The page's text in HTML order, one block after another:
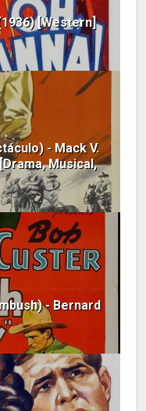
[Western]
- Mack V.
Musical,
- Bernard